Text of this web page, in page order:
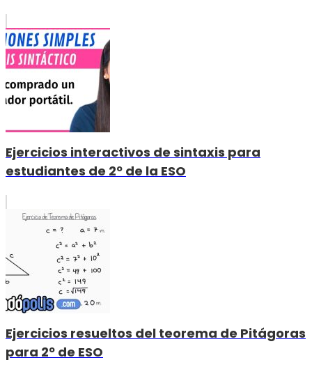
Ejercicios interactivos de sintaxis para
estudiantes de 2º de la ESO
Ejercicios resueltos del teorema de Pitágoras
para 2º de ESO